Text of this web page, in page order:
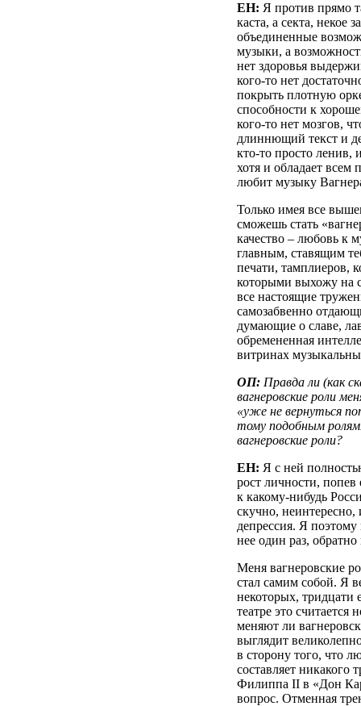
ЕН: Я против прямо
каста, а секта, некое
объединенные
музыки, а
нет здоровья
кого-то нет
покрыть плотную
способности к
кого-то нет мозгов,
длиннющий текст и
кто-то просто ленив,
хотя и обладает всем
любит музыку
Только имея все
сможешь стать
качество – любовь к
главным, ставящим
печати, тамплиеров,
которыми выхожу на
все настоящие
самозабвенно
думающие о славе,
обремененная
витринах
ОП: Правда ли (как
вагнеровские роли
«уже не вернуться
тому подобным
вагнеровские роли?
ЕН: Я с ней
рост личности, попев
к какому-нибудь
скучно, неинтересно,
депрессия. Я
нее один раз,
Меня вагнеровские
стал самим собой. Я
некоторых, тридцати
театре это
меняют ли
выглядит
в сторону того, что
составляет никакого
Филиппа II в «Дон
вопрос. Отменная